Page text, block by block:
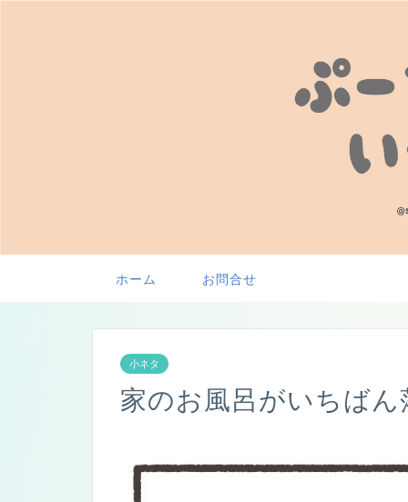
ホーム お問合せ
小ネタ
家のお風呂がいちば